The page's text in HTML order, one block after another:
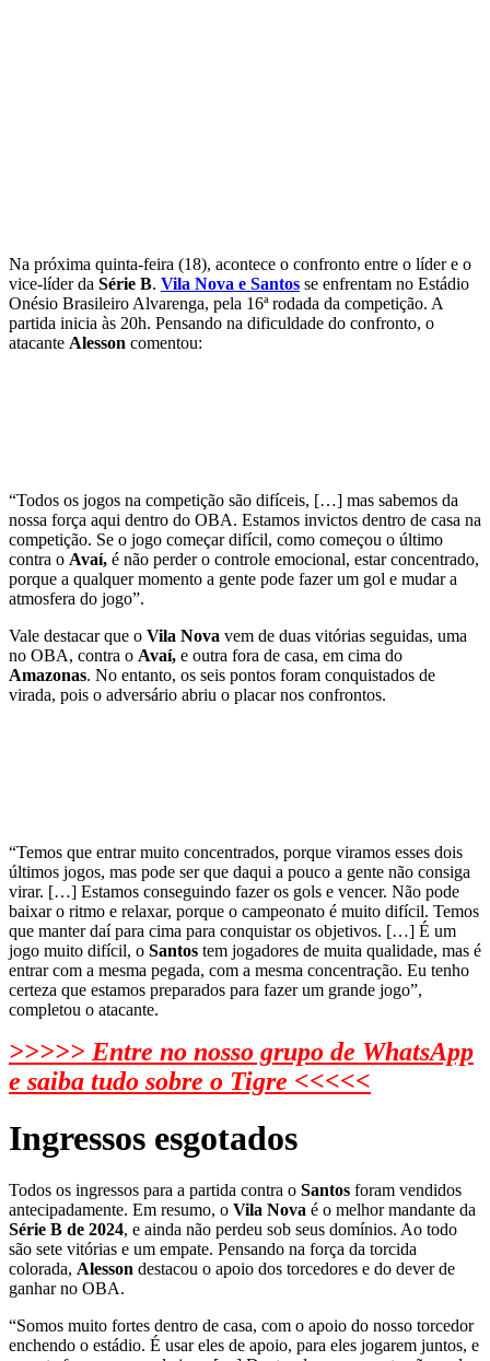
Na próxima quinta-feira (18), acontece o confronto entre o líder e o
vice-líder da Série B. Vila Nova e Santos se enfrentam no Estádio
Onésio Brasileiro Alvarenga, pela 16ª rodada da competição. A
partida inicia às 20h. Pensando na dificuldade do confronto, o
atacante Alesson comentou:
“Todos os jogos na competição são difíceis, […] mas sabemos da
nossa força aqui dentro do OBA. Estamos invictos dentro de casa na
competição. Se o jogo começar difícil, como começou o último
contra o Avaí, é não perder o controle emocional, estar concentrado,
porque a qualquer momento a gente pode fazer um gol e mudar a
atmosfera do jogo”.
Vale destacar que o Vila Nova vem de duas vitórias seguidas, uma
no OBA, contra o Avaí, e outra fora de casa, em cima do
Amazonas. No entanto, os seis pontos foram conquistados de
virada, pois o adversário abriu o placar nos confrontos.
“Temos que entrar muito concentrados, porque viramos esses dois
últimos jogos, mas pode ser que daqui a pouco a gente não consiga
virar. […] Estamos conseguindo fazer os gols e vencer. Não pode
baixar o ritmo e relaxar, porque o campeonato é muito difícil. Temos
que manter daí para cima para conquistar os objetivos. […] É um
jogo muito difícil, o Santos tem jogadores de muita qualidade, mas é
entrar com a mesma pegada, com a mesma concentração. Eu tenho
certeza que estamos preparados para fazer um grande jogo”,
completou o atacante.
>>>>> Entre no nosso grupo de WhatsApp
e saiba tudo sobre o Tigre <<<<<
Ingressos esgotados
Todos os ingressos para a partida contra o Santos foram vendidos
antecipadamente. Em resumo, o Vila Nova é o melhor mandante da
Série B de 2024, e ainda não perdeu sob seus domínios. Ao todo
são sete vitórias e um empate. Pensando na força da torcida
colorada, Alesson destacou o apoio dos torcedores e do dever de
ganhar no OBA.
“Somos muito fortes dentro de casa, com o apoio do nosso torcedor
enchendo o estádio. É usar eles de apoio, para eles jogarem juntos, e